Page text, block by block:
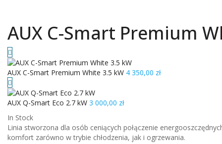
AUX C-Smart Premium
AUX C-Smart Premium White 3.5 kW 4 350,00 zł
AUX Q-Smart Eco 2.7 kW 3 000,00 zł
In Stock
Linia stworzona dla osób ceniących połączenie
komfort zarówno w trybie chłodzenia, jak i ogrzewania.